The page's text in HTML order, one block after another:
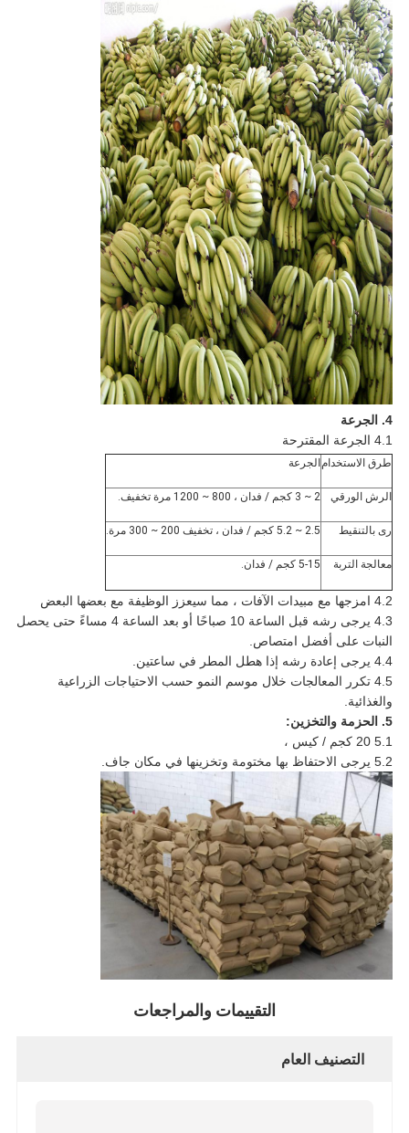
4. الجرعة
4.1 الجرعة المقترحة
طرق الاستخدامالجرعة
الرش الورقي 2 ~ 3 كجم / فدان ، 800 ~ 1200 مرة تخفيف.
رى بالتنقيط 2.5 ~ 5.2 كجم / فدان ، تخفيف 200 ~ 300 مرة.
معالجة التربة 5-15 كجم / فدان.
4.2 امزجها مع مبيدات الآفات ، مما سيعزز الوظيفة مع بعضها البعض
4.3 يرجى رشه قبل الساعة 10 صباحًا أو بعد الساعة 4 مساءً حتى يحصل
النبات على أفضل امتصاص.
4.4 يرجى إعادة رشه إذا هطل المطر في ساعتين.
4.5 تكرر المعالجات خلال موسم النمو حسب الاحتياجات الزراعية
والغذائية.
5. الحزمة والتخزين:
5.1 20 كجم / كيس ،
5.2 يرجى الاحتفاظ بها مختومة وتخزينها في مكان جاف.
التقييمات والمراجعات
التصنيف العام